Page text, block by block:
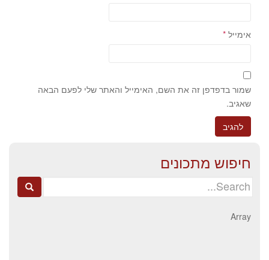
אימייל *
שמור בדפדפן זה את השם, האימייל והאתר שלי לפעם הבאה
שאגיב.
חיפוש מתכונים
Search
Array